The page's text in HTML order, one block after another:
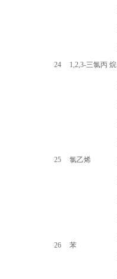
24 1,2,3-三氯丙 烷
25 氯乙烯
26 苯